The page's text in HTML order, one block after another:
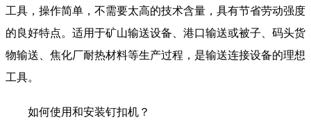
工具，操作简单，不需要太高的技术含量，具有节省劳动强度
的良好特点。适用于矿山输送设备、港口输送或被子、码头货
物输送、焦化厂耐热材料等生产过程，是输送连接设备的理想
工具。
如何使用和安装钉扣机？